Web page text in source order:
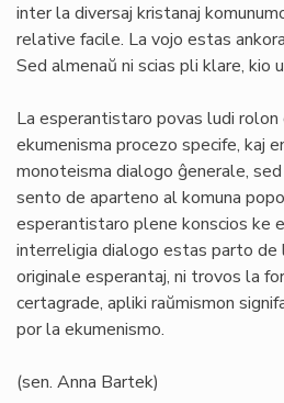
inter la diversaj kristanaj
relative facile. La vojo estas
Sed almenaŭ ni scias pli klare, kio
La esperantistaro povas ludi rolon
ekumenisma procezo specife, kaj
monoteisma dialogo ĝenerale,
sento de aparteno al komuna
esperantistaro plene konscios ke
interreligia dialogo estas parto de
originale esperantaj, ni trovos la
certagrade, apliki raŭmismon
por la ekumenismo.
(sen. Anna Bartek)